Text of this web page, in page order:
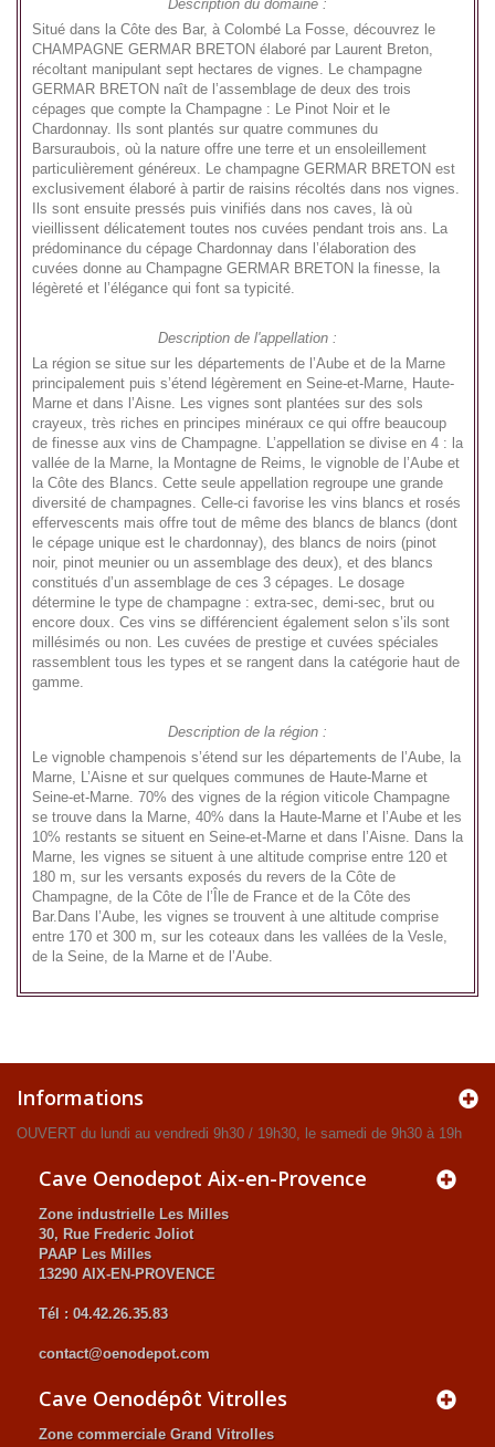
Description du domaine :
Situé dans la Côte des Bar, à Colombé La Fosse, découvrez le
CHAMPAGNE GERMAR BRETON élaboré par Laurent Breton,
récoltant manipulant sept hectares de vignes. Le champagne
GERMAR BRETON naît de l’assemblage de deux des trois
cépages que compte la Champagne : Le Pinot Noir et le
Chardonnay. Ils sont plantés sur quatre communes du
Barsuraubois, où la nature offre une terre et un ensoleillement
particulièrement généreux. Le champagne GERMAR BRETON est
exclusivement élaboré à partir de raisins récoltés dans nos vignes.
Ils sont ensuite pressés puis vinifiés dans nos caves, là où
vieillissent délicatement toutes nos cuvées pendant trois ans. La
prédominance du cépage Chardonnay dans l’élaboration des
cuvées donne au Champagne GERMAR BRETON la finesse, la
légèreté et l’élégance qui font sa typicité.
Description de l'appellation :
La région se situe sur les départements de l’Aube et de la Marne
principalement puis s’étend légèrement en Seine-et-Marne, Haute-
Marne et dans l’Aisne. Les vignes sont plantées sur des sols
crayeux, très riches en principes minéraux ce qui offre beaucoup
de finesse aux vins de Champagne. L’appellation se divise en 4 : la
vallée de la Marne, la Montagne de Reims, le vignoble de l’Aube et
la Côte des Blancs. Cette seule appellation regroupe une grande
diversité de champagnes. Celle-ci favorise les vins blancs et rosés
effervescents mais offre tout de même des blancs de blancs (dont
le cépage unique est le chardonnay), des blancs de noirs (pinot
noir, pinot meunier ou un assemblage des deux), et des blancs
constitués d’un assemblage de ces 3 cépages. Le dosage
détermine le type de champagne : extra-sec, demi-sec, brut ou
encore doux. Ces vins se différencient également selon s’ils sont
millésimés ou non. Les cuvées de prestige et cuvées spéciales
rassemblent tous les types et se rangent dans la catégorie haut de
gamme.
Description de la région :
Le vignoble champenois s’étend sur les départements de l’Aube, la
Marne, L’Aisne et sur quelques communes de Haute-Marne et
Seine-et-Marne. 70% des vignes de la région viticole Champagne
se trouve dans la Marne, 40% dans la Haute-Marne et l’Aube et les
10% restants se situent en Seine-et-Marne et dans l’Aisne. Dans la
Marne, les vignes se situent à une altitude comprise entre 120 et
180 m, sur les versants exposés du revers de la Côte de
Champagne, de la Côte de l’Île de France et de la Côte des
Bar.Dans l’Aube, les vignes se trouvent à une altitude comprise
entre 170 et 300 m, sur les coteaux dans les vallées de la Vesle,
de la Seine, de la Marne et de l’Aube.
Informations
OUVERT du lundi au vendredi 9h30 / 19h30, le samedi de 9h30 à 19h
Cave Oenodepot Aix-en-Provence
Zone industrielle Les Milles
30, Rue Frederic Joliot
PAAP Les Milles
13290 AIX-EN-PROVENCE
Tél : 04.42.26.35.83
contact@oenodepot.com
Cave Oenodépôt Vitrolles
Zone commerciale Grand Vitrolles